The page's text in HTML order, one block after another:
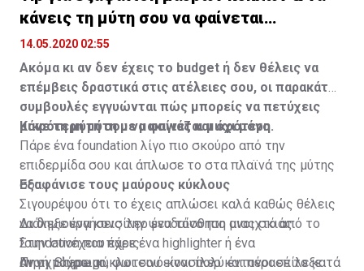
κάνεις τη μύτη σου να φαίνεται
μικρότερη
14.05.2020 02:55
Ακόμα κι αν δεν έχεις το budget ή δεν θέλεις να
επέμβεις δραστικά στις ατέλειες σου, οι παρακάτω
συμβουλές εγγυώνται πώς μπορείς να πετύχεις
μικρότερη μύτη με μακιγιάζ και όχι μόνο.
Κάνε τη μύτη σου να φαίνεται μικρότερη
Πάρε ένα foundation λίγο πιο σκούρο από την
επιδερμίδα σου και άπλωσε το στα πλαϊνά της μύτης
σου.
Σιγουρέψου ότι το έχεις απλώσει καλά καθώς θέλεις
να δημιουργήσεις την ψευδαίσθηση μιας σκιάς.
Στην συνέχεια πάρε ένα highlighter ή ένα
ανοιχτόχρωμο, φωτεινό κονσίλερ και πέρασέ το κατά
Εξαφάνισε τους μαύρους κύκλους
Διάλεξε ένα κονσίλερ ένα τόνο πιο ανοιχτό από το
foundation που έχεις.
Αν οι μαύροι κύκλοι σου είναι πολύ έντονοι επίλεξε
Πηγή: Shape.gr